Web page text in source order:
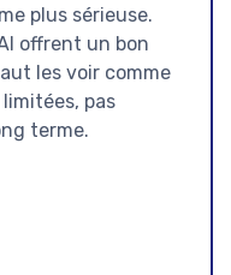
plus sérieuse.
offrent un bon
les voir comme
pas
terme.